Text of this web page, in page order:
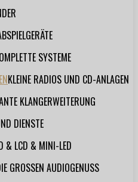
SYSTEME
KLEINE RADIOS UND CD-ANLAGEN
KLANGERWEITERUNG
DIENSTE
& LCD & MINI-LED
GROSSEN AUDIOGENUSS